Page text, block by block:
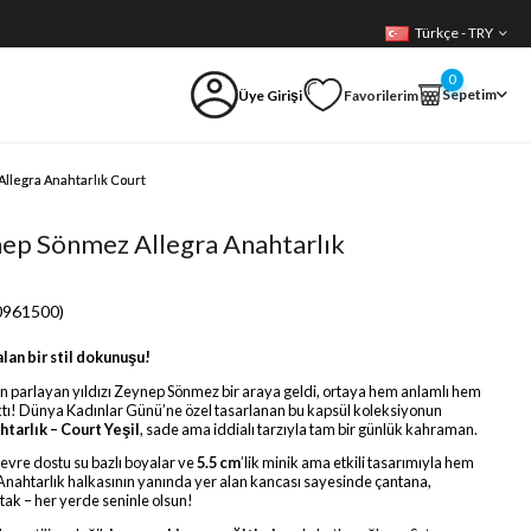
Türkçe - TRY
Üye Girişi Favorilerim Sepetim
0
Anahtarlık Court
Sönmez Allegra Anahtarlık
bir stil dokunuşu!
parlayan yıldızı Zeynep Sönmez bir araya geldi, ortaya hem anlamlı hem
Dünya Kadınlar Günü’ne özel tasarlanan bu kapsül koleksiyonun
– Court Yeşil, sade ama iddialı tarzıyla tam bir günlük kahraman.
dostu su bazlı boyalar ve5.5 cm’lik minik ama etkili tasarımıyla hem
halkasının yanında yer alan kancası sayesinde çantana,
– her yerde seninle olsun!